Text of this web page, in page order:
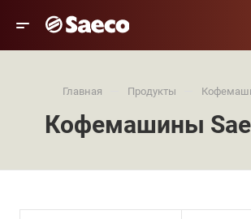
Главная Продукты
Кофемашины